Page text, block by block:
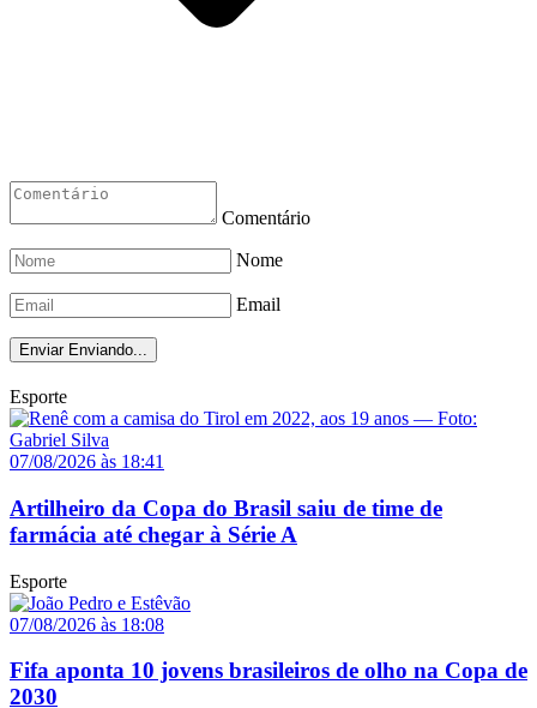
Comentário
Nome
Email
Enviar Enviando...
Esporte
07/08/2026 às 18:41
Artilheiro da Copa do Brasil saiu de time de
farmácia até chegar à Série A
Esporte
07/08/2026 às 18:08
Fifa aponta 10 jovens brasileiros de olho na Copa de
2030